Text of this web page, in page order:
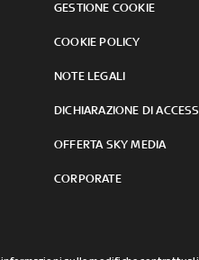
GESTIONE COOKIE
COOKIE POLICY
NOTE LEGALI
DICHIARAZIONE DI
OFFERTA SKY MEDIA
CORPORATE